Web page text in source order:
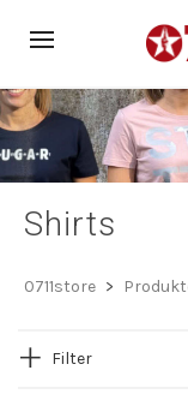
Shirts
0711store >
Filter